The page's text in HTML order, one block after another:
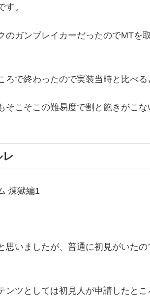
。
のガンブレイカーだったのでMTを
ろで終わったので実装当時と比べる
そこそこの難易度で割と飽きがこ
煉獄編1
思いましたが、普通に初見がいた
ンツとしては初見人が申請したとこ